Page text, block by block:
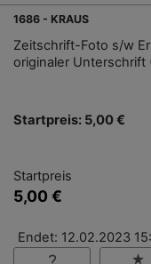
1686 - KRAUS
Zeitschrift-Foto s/w
originaler Unterschrift
Startpreis: 5,00 €
Startpreis
5,00 €
Endet: 12.02.2023